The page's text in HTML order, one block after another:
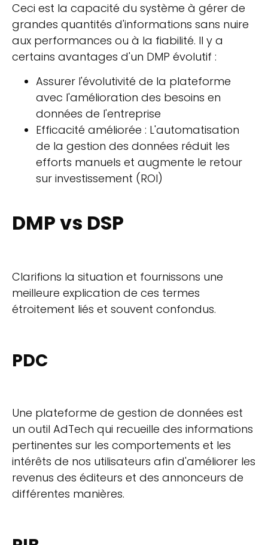
Ceci est la capacité du système à gérer de
grandes quantités d'informations sans nuire
aux performances ou à la fiabilité. Il y a
certains avantages d'un DMP évolutif :
Assurer l'évolutivité de la plateforme
avec l'amélioration des besoins en
données de l'entreprise
Efficacité améliorée : L'automatisation
de la gestion des données réduit les
efforts manuels et augmente le retour
sur investissement (ROI)
DMP vs DSP
Clarifions la situation et fournissons une
meilleure explication de ces termes
étroitement liés et souvent confondus.
PDC
Une plateforme de gestion de données est
un outil AdTech qui recueille des informations
pertinentes sur les comportements et les
intérêts de nos utilisateurs afin d'améliorer les
revenus des éditeurs et des annonceurs de
différentes manières.